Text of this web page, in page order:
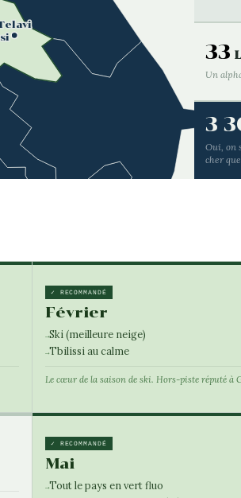
33
Un
3
Oui, on
cher
✓ RECOMMANDÉ
Février
Ski (meilleure neige)
Tbilissi au calme
Le cœur de la saison de ski. Hors-piste réputé à
✓ RECOMMANDÉ
Mai
Tout le pays en vert fluo